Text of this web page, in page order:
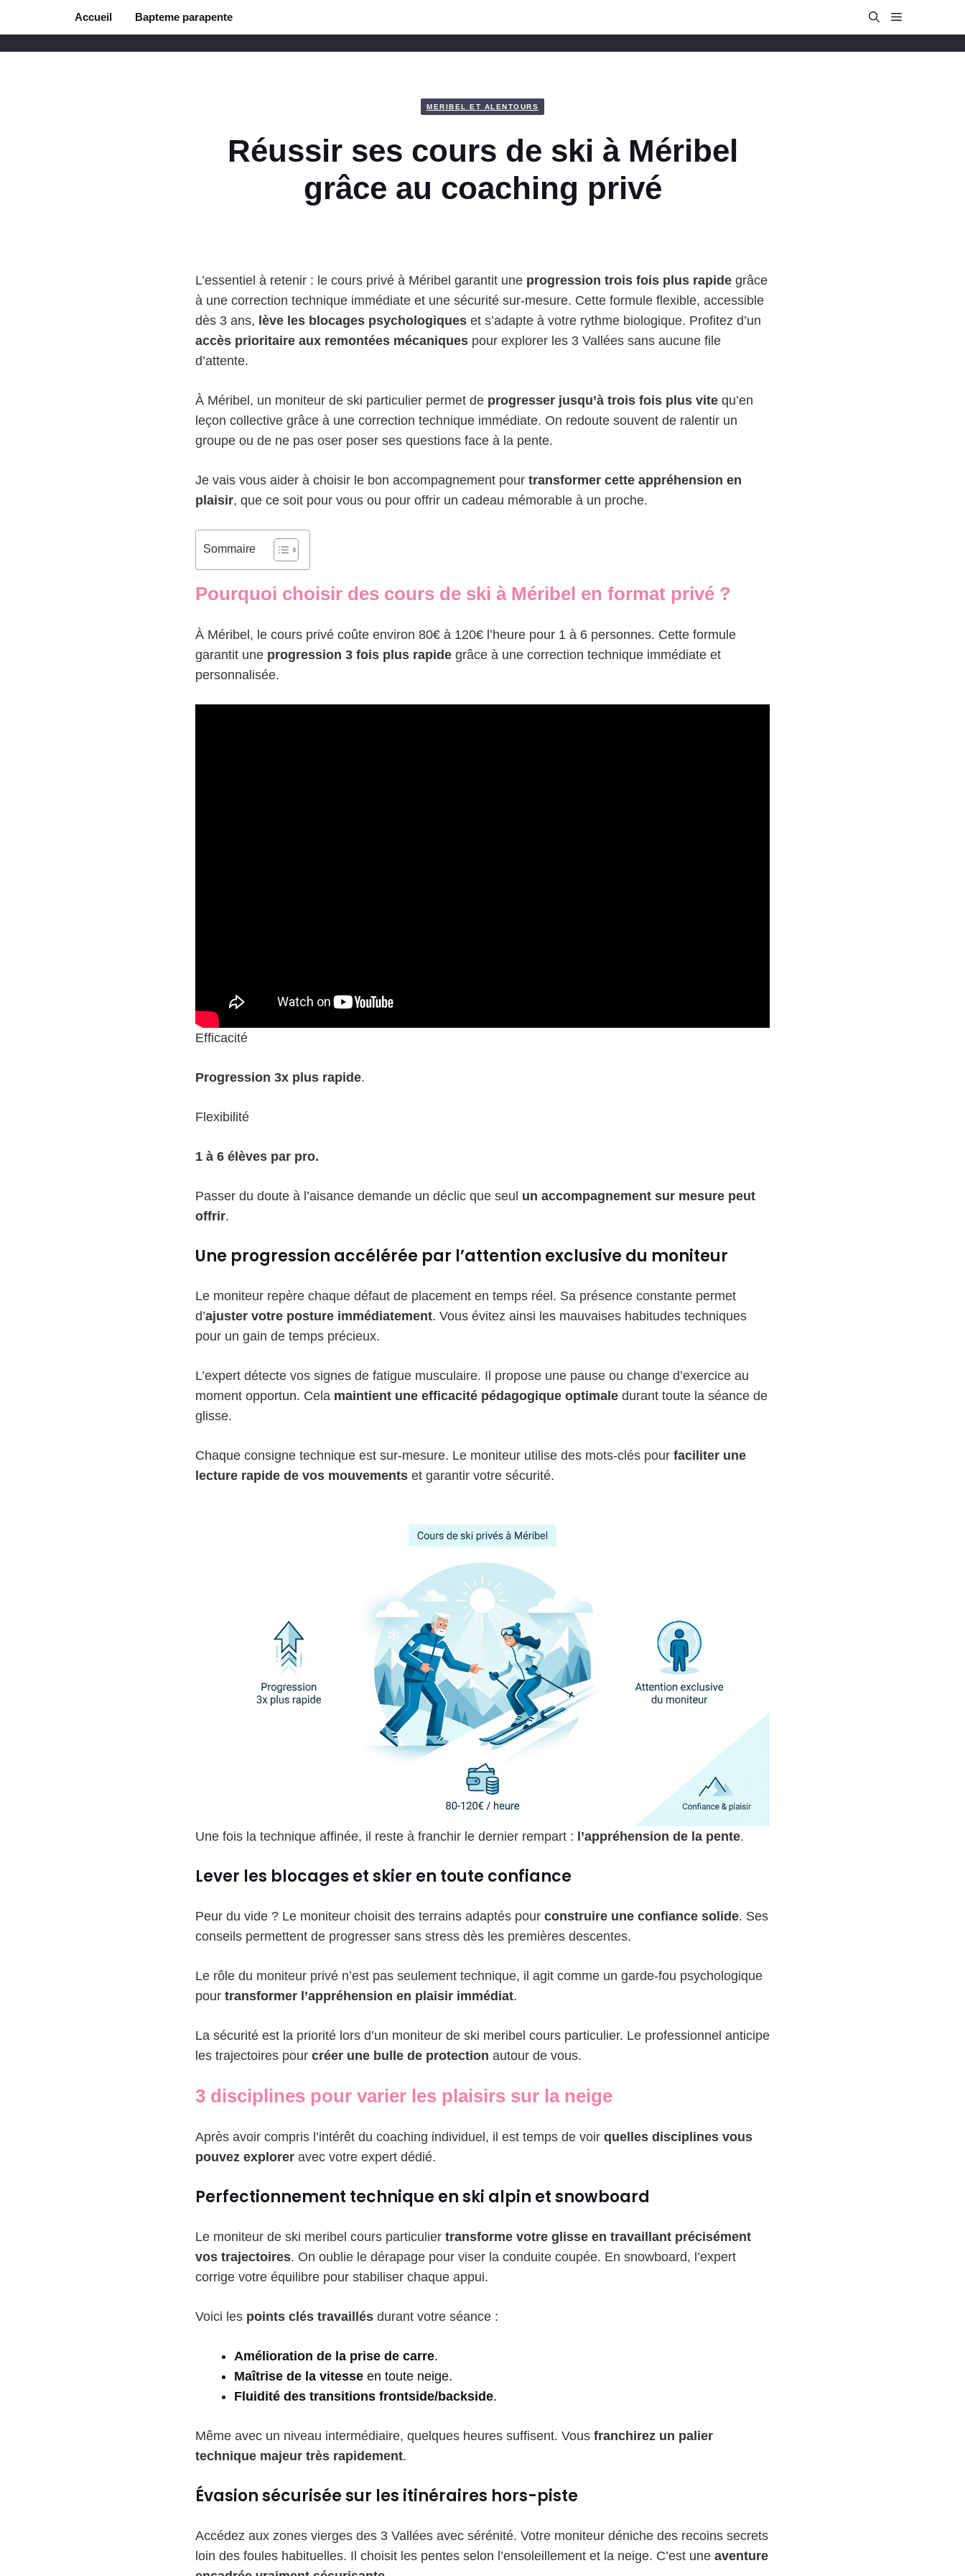
contenu
Accueil Bapteme parapente
MERIBEL ET ALENTOURS
Réussir ses cours de ski à Méribel
grâce au coaching privé
L’essentiel à retenir : le cours privé à Méribel garantit une progression trois fois plus rapide grâce
à une correction technique immédiate et une sécurité sur-mesure. Cette formule flexible, accessible
dès 3 ans, lève les blocages psychologiques et s’adapte à votre rythme biologique. Profitez d’un
accès prioritaire aux remontées mécaniques pour explorer les 3 Vallées sans aucune file
d’attente.
À Méribel, un moniteur de ski particulier permet de progresser jusqu’à trois fois plus vite qu’en
leçon collective grâce à une correction technique immédiate. On redoute souvent de ralentir un
groupe ou de ne pas oser poser ses questions face à la pente.
Je vais vous aider à choisir le bon accompagnement pour transformer cette appréhension en
plaisir, que ce soit pour vous ou pour offrir un cadeau mémorable à un proche.
Sommaire
Pourquoi choisir des cours de ski à Méribel en format privé ?
À Méribel, le cours privé coûte environ 80€ à 120€ l’heure pour 1 à 6 personnes. Cette formule
garantit une progression 3 fois plus rapide grâce à une correction technique immédiate et
personnalisée.
Efficacité
Progression 3x plus rapide.
Flexibilité
1 à 6 élèves par pro.
Passer du doute à l’aisance demande un déclic que seul un accompagnement sur mesure peut
offrir.
Une progression accélérée par l’attention exclusive du moniteur
Le moniteur repère chaque défaut de placement en temps réel. Sa présence constante permet
d’ajuster votre posture immédiatement. Vous évitez ainsi les mauvaises habitudes techniques
pour un gain de temps précieux.
L’expert détecte vos signes de fatigue musculaire. Il propose une pause ou change d’exercice au
moment opportun. Cela maintient une efficacité pédagogique optimale durant toute la séance de
glisse.
Chaque consigne technique est sur-mesure. Le moniteur utilise des mots-clés pour faciliter une
lecture rapide de vos mouvements et garantir votre sécurité.
Une fois la technique affinée, il reste à franchir le dernier rempart : l’appréhension de la pente.
Lever les blocages et skier en toute confiance
Peur du vide ? Le moniteur choisit des terrains adaptés pour construire une confiance solide. Ses
conseils permettent de progresser sans stress dès les premières descentes.
Le rôle du moniteur privé n’est pas seulement technique, il agit comme un garde-fou psychologique
pour transformer l’appréhension en plaisir immédiat.
La sécurité est la priorité lors d’un moniteur de ski meribel cours particulier. Le professionnel anticipe
les trajectoires pour créer une bulle de protection autour de vous.
3 disciplines pour varier les plaisirs sur la neige
Après avoir compris l’intérêt du coaching individuel, il est temps de voir quelles disciplines vous
pouvez explorer avec votre expert dédié.
Perfectionnement technique en ski alpin et snowboard
Le moniteur de ski meribel cours particulier transforme votre glisse en travaillant précisément
vos trajectoires. On oublie le dérapage pour viser la conduite coupée. En snowboard, l’expert
corrige votre équilibre pour stabiliser chaque appui.
Voici les points clés travaillés durant votre séance :
Amélioration de la prise de carre.
Maîtrise de la vitesse en toute neige.
Fluidité des transitions frontside/backside.
Même avec un niveau intermédiaire, quelques heures suffisent. Vous franchirez un palier
technique majeur très rapidement.
Évasion sécurisée sur les itinéraires hors-piste
Accédez aux zones vierges des 3 Vallées avec sérénité. Votre moniteur déniche des recoins secrets
loin des foules habituelles. Il choisit les pentes selon l’ensoleillement et la neige. C’est une aventure